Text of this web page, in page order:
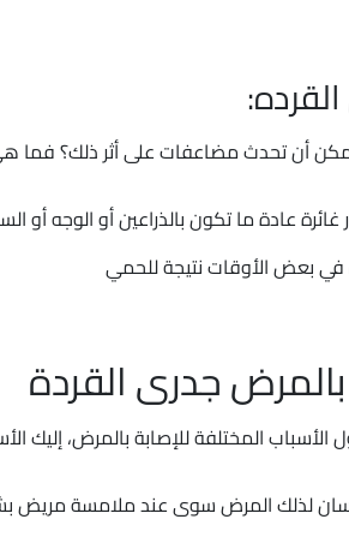
أن تحدث مضاعفات على أثر ذلك؟ فما
غائرة عادة ما تكون بالذراعين أو الوجه
بعض الأوقات نتيجة للحمي
جدرى القردة
الأسباب المختلفة للإصابة بالمرض، إليك
لذلك المرض سوى عند ملامسة مريض